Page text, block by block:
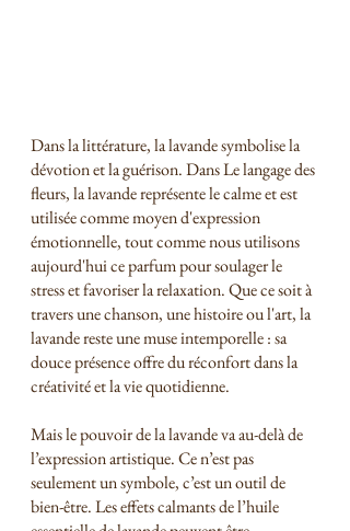
Dans la littérature, la lavande symbolise la
dévotion et la guérison. Dans Le langage des
fleurs, la lavande représente le calme et est
utilisée comme moyen d'expression
émotionnelle, tout comme nous utilisons
aujourd'hui ce parfum pour soulager le
stress et favoriser la relaxation. Que ce soit à
travers une chanson, une histoire ou l'art, la
lavande reste une muse intemporelle : sa
douce présence offre du réconfort dans la
créativité et la vie quotidienne.
Mais le pouvoir de la lavande va au-delà de
l’expression artistique. Ce n’est pas
seulement un symbole, c’est un outil de
bien-être. Les effets calmants de l’huile